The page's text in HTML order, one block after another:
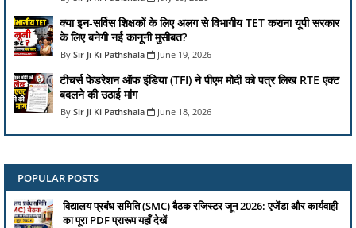
क्या इन-सर्विस शिक्षकों के लिए अलग से विभागीय TET कराना यूपी सरकार
के लिए बनेगी नई कानूनी मुसीबत?
Sir Ji Ki Pathshala June 19, 2026
टीचर्स फेडरेशन ऑफ इंडिया (TFI) ने पीएम मोदी को पत्र लिख RTE एक्ट
बदलने की उठाई मांग
Sir Ji Ki Pathshala June 18, 2026
POPULAR POSTS
विद्यालय प्रबंध समिति (SMC) बैठक रजिस्टर जून 2026: एजेंडा और कार्यवाही
का पूरा PDF प्रारूप यहाँ देखें